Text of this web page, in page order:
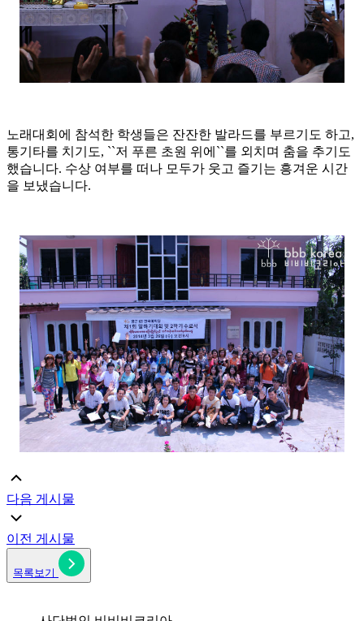
노래대회에 참석한 학생들은 잔잔한 발라드를 부르기도 하고,
통기타를 치기도, ``저 푸른 초원 위에``를 외치며 춤을 추기도
했습니다. 수상 여부를 떠나 모두가 웃고 즐기는 흥겨운 시간
을 보냈습니다.
다음 게시물
이전 게시물
목록보기